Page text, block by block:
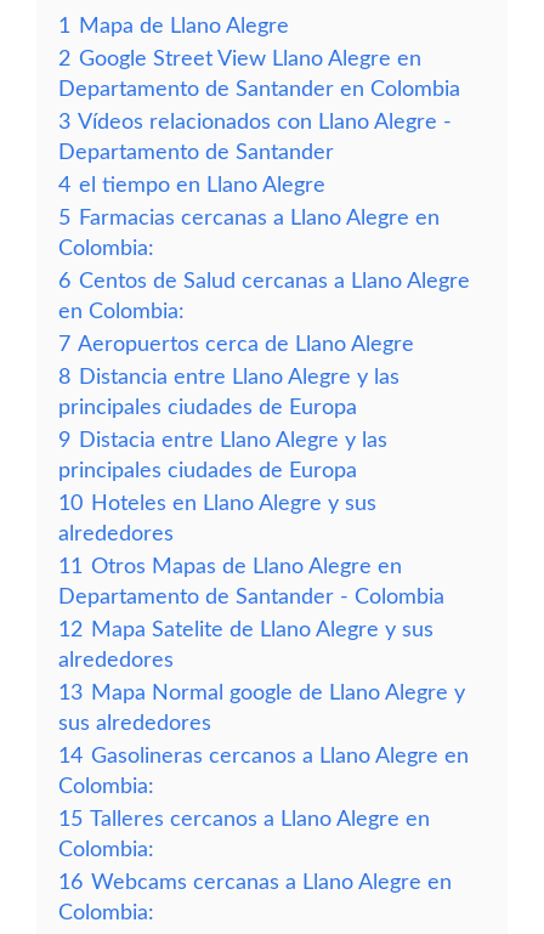
1
Mapa de Llano Alegre
2 Google Street View Llano Alegre en
Departamento de Santander en Colombia
3 Vídeos relacionados con Llano Alegre -
Departamento de Santander
4 el tiempo en Llano Alegre
5 Farmacias cercanas a Llano Alegre en
Colombia:
6 Centos de Salud cercanas a Llano Alegre
en Colombia:
7 Aeropuertos cerca de Llano Alegre
8 Distancia entre Llano Alegre y las
principales ciudades de Europa
9 Distacia entre Llano Alegre y las
principales ciudades de Europa
10 Hoteles en Llano Alegre y sus
alrededores
11 Otros Mapas de Llano Alegre en
Departamento de Santander - Colombia
12 Mapa Satelite de Llano Alegre y sus
alrededores
13 Mapa Normal google de Llano Alegre y
sus alrededores
14 Gasolineras cercanos a Llano Alegre en
Colombia:
15 Talleres cercanos a Llano Alegre en
Colombia:
16 Webcams cercanas a Llano Alegre en
Colombia: